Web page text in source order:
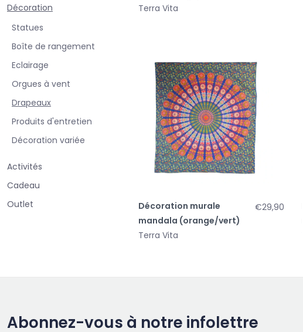
Décoration
Statues
Boîte de rangement
Eclairage
Orgues à vent
Drapeaux
Produits d'entretien
Décoration variée
Activités
Cadeau
Outlet
Terra Vita
Décoration murale
mandala (orange/vert)
Terra Vita
€29,90
Abonnez-vous à notre infolettre